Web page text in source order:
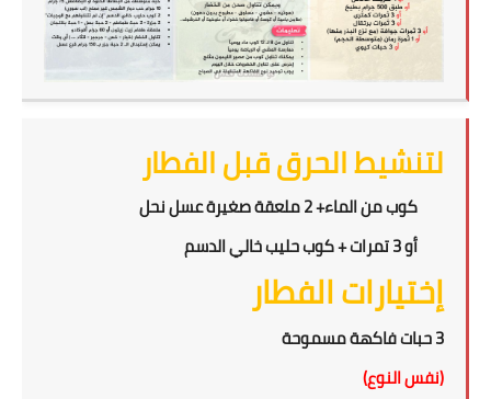
لتنشيط الحرق قبل الفطار
كوب من الماء+ 2 ملعقة صغيرة عسل نحل
أو 3 تمرات + كوب حليب خالي الدسم
إختيارات الفطار
3 حبات فاكهة مسموحة
(نفس النوع)